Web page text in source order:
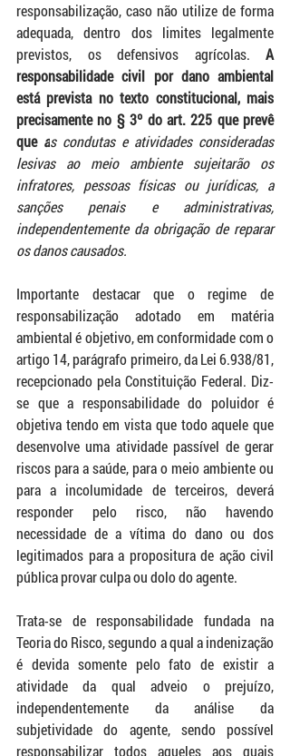
responsabilização, caso não utilize de forma
adequada, dentro dos limites legalmente
previstos, os defensivos agrícolas. A
responsabilidade civil por dano ambiental
está prevista no texto constitucional, mais
precisamente no § 3º do art. 225 que prevê
que as condutas e atividades consideradas
lesivas ao meio ambiente sujeitarão os
infratores, pessoas físicas ou jurídicas, a
sanções penais e administrativas,
independentemente da obrigação de reparar
os danos causados.
Importante destacar que o regime de
responsabilização adotado em matéria
ambiental é objetivo, em conformidade com o
artigo 14, parágrafo primeiro, da Lei 6.938/81,
recepcionado pela Constituição Federal. Diz-
se que a responsabilidade do poluidor é
objetiva tendo em vista que todo aquele que
desenvolve uma atividade passível de gerar
riscos para a saúde, para o meio ambiente ou
para a incolumidade de terceiros, deverá
responder pelo risco, não havendo
necessidade de a vítima do dano ou dos
legitimados para a propositura de ação civil
pública provar culpa ou dolo do agente.
Trata-se de responsabilidade fundada na
Teoria do Risco, segundo a qual a indenização
é devida somente pelo fato de existir a
atividade da qual adveio o prejuízo,
independentemente da análise da
subjetividade do agente, sendo possível
responsabilizar todos aqueles aos quais